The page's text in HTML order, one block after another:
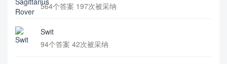
564个答案 197次被采纳
Swit
94个答案 42次被采纳